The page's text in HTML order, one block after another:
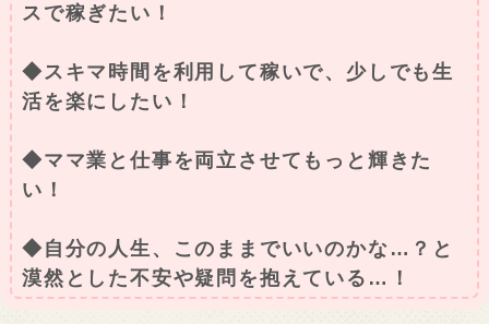
スで稼ぎたい！
◆スキマ時間を利用して稼いで、少しでも生
活を楽にしたい！
◆ママ業と仕事を両立させてもっと輝きた
い！
◆自分の人生、このままでいいのかな…？と
漠然とした不安や疑問を抱えている…！